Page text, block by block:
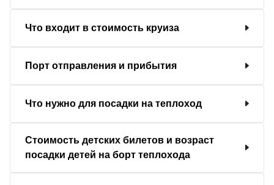
Что входит в стоимость круиза
Порт отправления и прибытия
Что нужно для посадки на теплоход
Стоимость детских билетов и возраст
посадки детей на борт теплохода